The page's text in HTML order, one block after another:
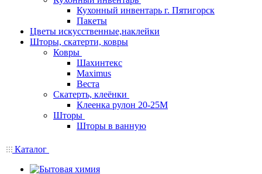
Кухонный инвентарь г. Пятигорск
Пакеты
Цветы искусственные,наклейки
Шторы, скатерти, ковры
Ковры
Шахинтекс
Maximus
Веста
Скатерть, клеёнки
Клеенка рулон 20-25М
Шторы
Шторы в ванную
Каталог